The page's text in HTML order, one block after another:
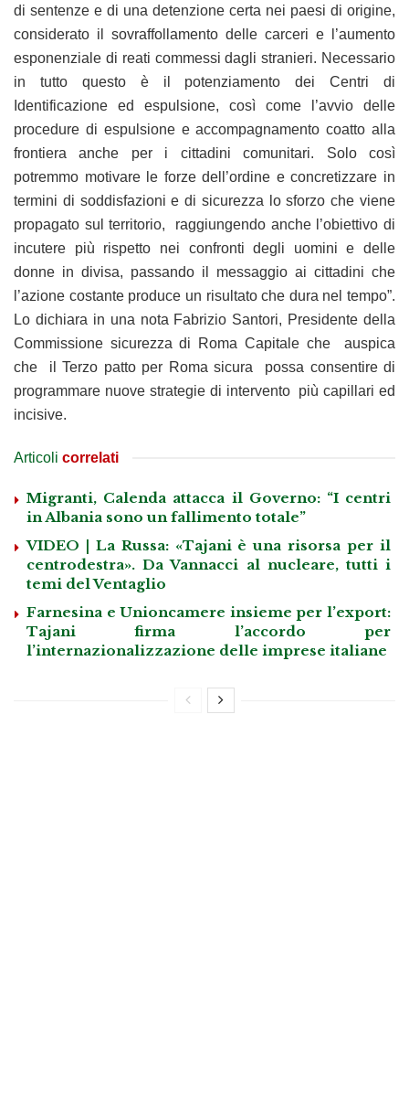
di sentenze e di una detenzione certa nei paesi di origine,
considerato il sovraffollamento delle carceri e l’aumento
esponenziale di reati commessi dagli stranieri. Necessario
in tutto questo è il potenziamento dei Centri di
Identificazione ed espulsione, così come l’avvio delle
procedure di espulsione e accompagnamento coatto alla
frontiera anche per i cittadini comunitari. Solo così
potremmo motivare le forze dell’ordine e concretizzare in
termini di soddisfazioni e di sicurezza lo sforzo che viene
propagato sul territorio, raggiungendo anche l’obiettivo di
incutere più rispetto nei confronti degli uomini e delle
donne in divisa, passando il messaggio ai cittadini che
l’azione costante produce un risultato che dura nel tempo”.
Lo dichiara in una nota Fabrizio Santori, Presidente della
Commissione sicurezza di Roma Capitale che auspica
che il Terzo patto per Roma sicura possa consentire di
programmare nuove strategie di intervento più capillari ed
incisive.
Articoli correlati
Migranti, Calenda attacca il Governo: “I centri
in Albania sono un fallimento totale”
VIDEO | La Russa: «Tajani è una risorsa per il
centrodestra». Da Vannacci al nucleare, tutti i
temi del Ventaglio
Farnesina e Unioncamere insieme per l’export:
Tajani firma l’accordo per
l’internazionalizzazione delle imprese italiane